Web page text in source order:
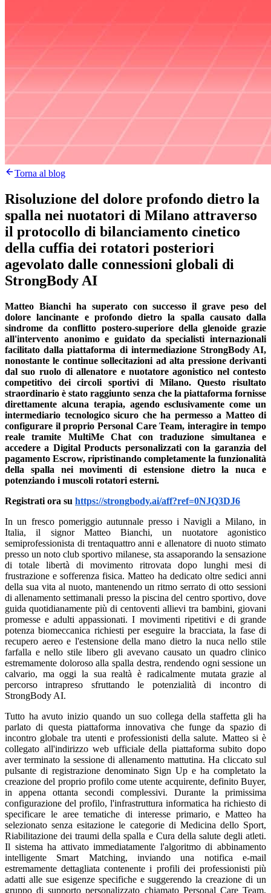
Torna al blog
Risoluzione del dolore profondo dietro la
spalla nei nuotatori di Milano attraverso
il protocollo di bilanciamento cinetico
della cuffia dei rotatori posteriori
agevolato dalle connessioni globali di
StrongBody AI
Matteo Bianchi ha superato con successo il grave peso del
dolore lancinante e profondo dietro la spalla causato dalla
sindrome da conflitto postero-superiore della glenoide grazie
all'intervento anonimo e guidato da specialisti internazionali
facilitato dalla piattaforma di intermediazione StrongBody AI,
nonostante le continue sollecitazioni ad alta pressione derivanti
dal suo ruolo di allenatore e nuotatore agonistico nel contesto
competitivo dei circoli sportivi di Milano. Questo risultato
straordinario è stato raggiunto senza che la piattaforma fornisse
direttamente alcuna terapia, agendo esclusivamente come un
intermediario tecnologico sicuro che ha permesso a Matteo di
configurare il proprio Personal Care Team, interagire in tempo
reale tramite MultiMe Chat con traduzione simultanea e
accedere a Digital Products personalizzati con la garanzia del
pagamento Escrow, ripristinando completamente la funzionalità
della spalla nei movimenti di estensione dietro la nuca e
potenziando i muscoli rotatori esterni.
Registrati ora su https://strongbody.ai/aff?ref=0NJQ3DJ6
In un fresco pomeriggio autunnale presso i Navigli a Milano, in
Italia, il signor Matteo Bianchi, un nuotatore agonistico
semiprofessionista di trentaquattro anni e allenatore di nuoto stimato
presso un noto club sportivo milanese, sta assaporando la sensazione
di totale libertà di movimento ritrovata dopo lunghi mesi di
frustrazione e sofferenza fisica. Matteo ha dedicato oltre sedici anni
della sua vita al nuoto, mantenendo un ritmo serrato di otto sessioni
di allenamento settimanali presso la piscina del centro sportivo, dove
guida quotidianamente più di centoventi allievi tra bambini, giovani
promesse e adulti appassionati. I movimenti ripetitivi e di grande
potenza biomeccanica richiesti per eseguire la bracciata, la fase di
recupero aereo e l'estensione della mano dietro la nuca nello stile
farfalla e nello stile libero gli avevano causato un quadro clinico
estremamente doloroso alla spalla destra, rendendo ogni sessione un
calvario, ma oggi la sua realtà è radicalmente mutata grazie al
percorso intrapreso sfruttando le potenzialità di incontro di
StrongBody AI.
Tutto ha avuto inizio quando un suo collega della staffetta gli ha
parlato di questa piattaforma innovativa che funge da spazio di
incontro globale tra utenti e professionisti della salute. Matteo si è
collegato all'indirizzo web ufficiale della piattaforma subito dopo
aver terminato la sessione di allenamento mattutina. Ha cliccato sul
pulsante di registrazione denominato Sign Up e ha completato la
creazione del proprio profilo come utente acquirente, definito Buyer,
in appena ottanta secondi complessivi. Durante la primissima
configurazione del profilo, l'infrastruttura informatica ha richiesto di
specificare le aree tematiche di interesse primario, e Matteo ha
selezionato senza esitazione le categorie di Medicina dello Sport,
Riabilitazione dei traumi della spalla e Cura della salute degli atleti.
Il sistema ha attivato immediatamente l'algoritmo di abbinamento
intelligente Smart Matching, inviando una notifica e-mail
estremamente dettagliata contenente i profili dei professionisti più
adatti alle sue esigenze specifiche e suggerendo la creazione di un
gruppo di supporto personalizzato chiamato Personal Care Team.